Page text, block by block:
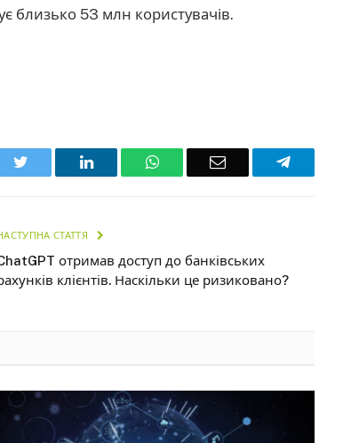
близько 53 млн користувачів.
Twitter LinkedIn WhatsAppEmail Telegram
СТАТТЯ
отримав доступ до банківських
клієнтів. Наскільки це ризиковано?